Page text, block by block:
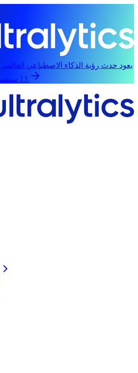
يعود حدث رؤية الذكاء الاصطناعي
13 سبتمبر، حضورياً وعبر الإنترنت.